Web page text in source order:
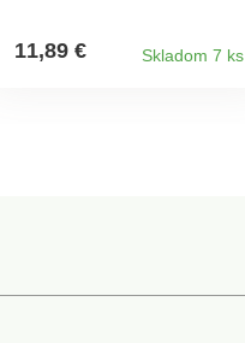
karabínu. Vhodná pre
11,89 € Skladom 7 ks